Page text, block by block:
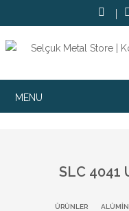
SLC 4041
ÜRÜNLER